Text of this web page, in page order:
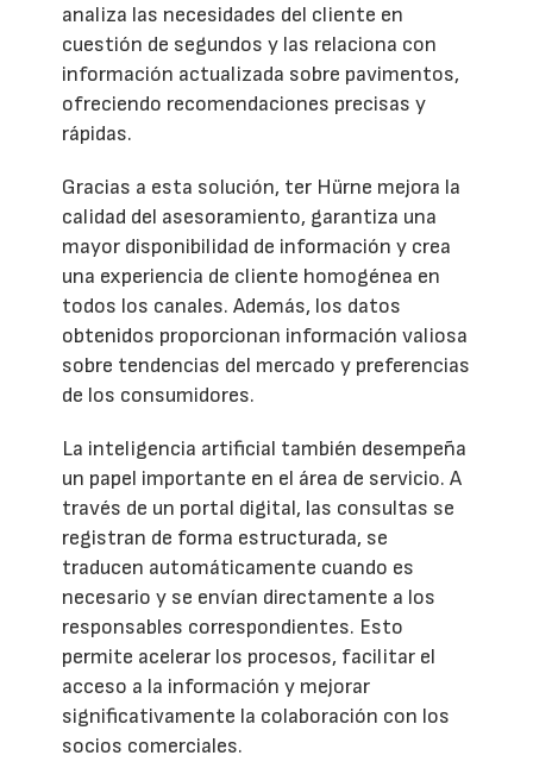
analiza las necesidades del cliente en
cuestión de segundos y las relaciona con
información actualizada sobre pavimentos,
ofreciendo recomendaciones precisas y
rápidas.
Gracias a esta solución, ter Hürne mejora la
calidad del asesoramiento, garantiza una
mayor disponibilidad de información y crea
una experiencia de cliente homogénea en
todos los canales. Además, los datos
obtenidos proporcionan información valiosa
sobre tendencias del mercado y preferencias
de los consumidores.
La inteligencia artificial también desempeña
un papel importante en el área de servicio. A
través de un portal digital, las consultas se
registran de forma estructurada, se
traducen automáticamente cuando es
necesario y se envían directamente a los
responsables correspondientes. Esto
permite acelerar los procesos, facilitar el
acceso a la información y mejorar
significativamente la colaboración con los
socios comerciales.